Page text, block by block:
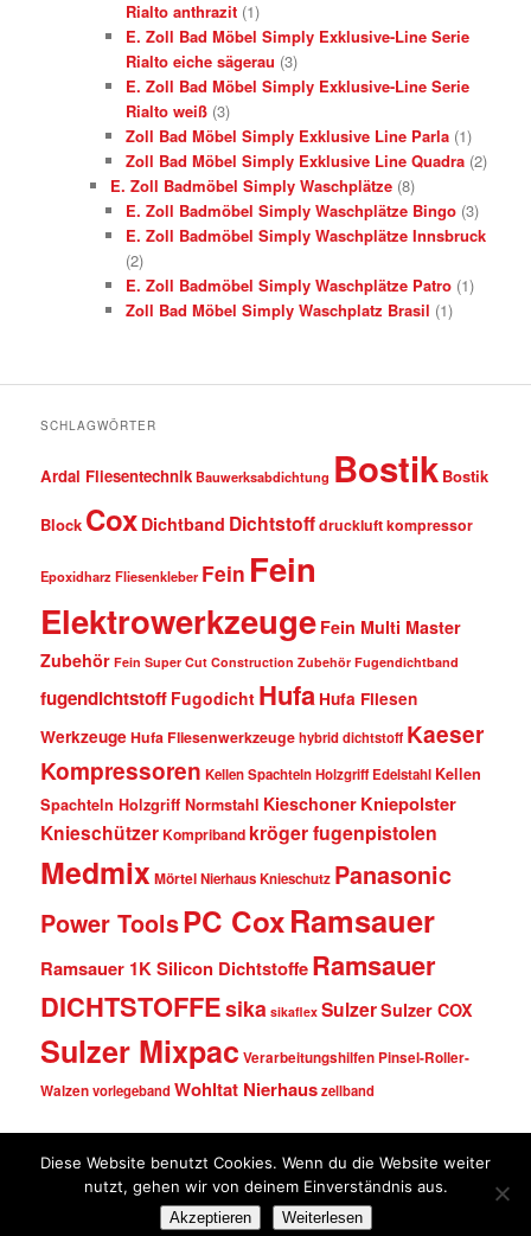
Rialto anthrazit (1)
E. Zoll Bad Möbel Simply Exklusive-Line Serie
Rialto eiche sägerau (3)
E. Zoll Bad Möbel Simply Exklusive-Line Serie
Rialto weiß (3)
Zoll Bad Möbel Simply Exklusive Line Parla (1)
Zoll Bad Möbel Simply Exklusive Line Quadra (2)
E. Zoll Badmöbel Simply Waschplätze (8)
E. Zoll Badmöbel Simply Waschplätze Bingo (3)
E. Zoll Badmöbel Simply Waschplätze Innsbruck
(2)
E. Zoll Badmöbel Simply Waschplätze Patro (1)
Zoll Bad Möbel Simply Waschplatz Brasil (1)
SCHLAGWÖRTER
Ardal Fliesentechnik Bauwerksabdichtung Bostik Bostik
Block Cox Dichtband Dichtstoffdruckluft kompressor
Epoxidharz Fliesenkleber Fein Fein
Elektrowerkzeuge Fein Multi Master
Zubehör Fein Super Cut Construction Zubehör Fugendichtband
fugendichtstoff Fugodicht Hufa Hufa Fliesen
WerkzeugeHufa Fliesenwerkzeugehybrid dichtstoff Kaeser
Kompressoren Kellen Spachteln Holzgriff Edelstahl Kellen
Spachteln Holzgriff Normstahl Kieschoner Kniepolster
KnieschützerKompriband kröger fugenpistolen
Medmix MörtelNierhaus Knieschutz Panasonic
Power ToolsPC CoxRamsauer
Ramsauer 1K Silicon DichtstoffeRamsauer
DICHTSTOFFEsika sikaflex SulzerSulzer COX
Sulzer Mixpac Verarbeitungshilfen Pinsel-Roller-
WalzenvorlegebandWohltat Nierhauszellband
© Fugentechnik Ott • Fidelis-Böhler-Str. 15 • 88499 Riedlingen • Tel. (0 73 71)
kontakt@dichtstoffe-shop.de•www.fugentechnik-ott.de
www.dichtstoffe-shop.de
Diese Website benutzt Cookies. Wenn du die Website weiter
nutzt, gehen wir von deinem Einverständnis aus.
Akzeptieren Weiterlesen